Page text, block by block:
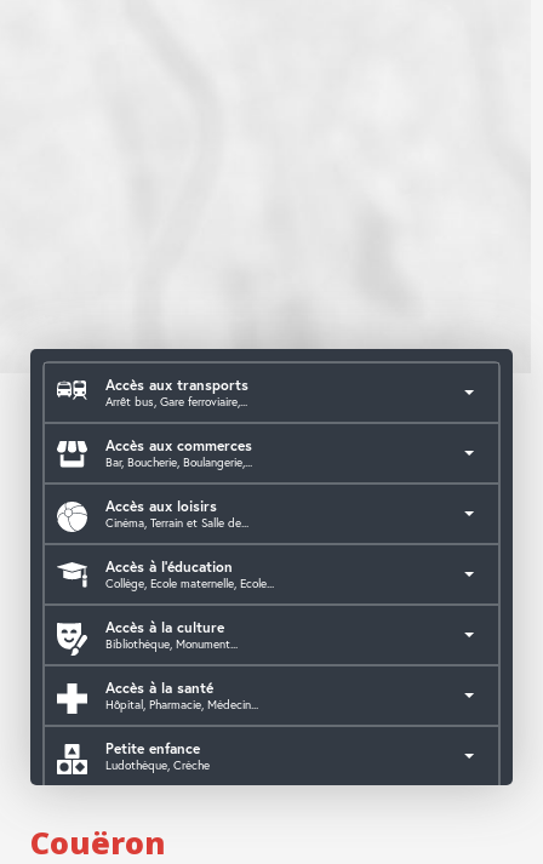
Accès aux transports
Arrêt bus, Gare ferroviaire,...
Accès aux commerces
Bar, Boucherie, Boulangerie,...
Accès aux loisirs
Cinéma, Terrain et Salle de...
Accès à l'éducation
Collège, Ecole maternelle, Ecole...
Accès à la culture
Bibliothèque, Monument...
Accès à la santé
Hôpital, Pharmacie, Médecin...
Petite enfance
Ludothèque, Crèche
Couëron